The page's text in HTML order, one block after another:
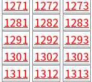
1271 1272 1273
1281 1282 1283
1291 1292 1293
1301 1302 1303
1311 1312 1313